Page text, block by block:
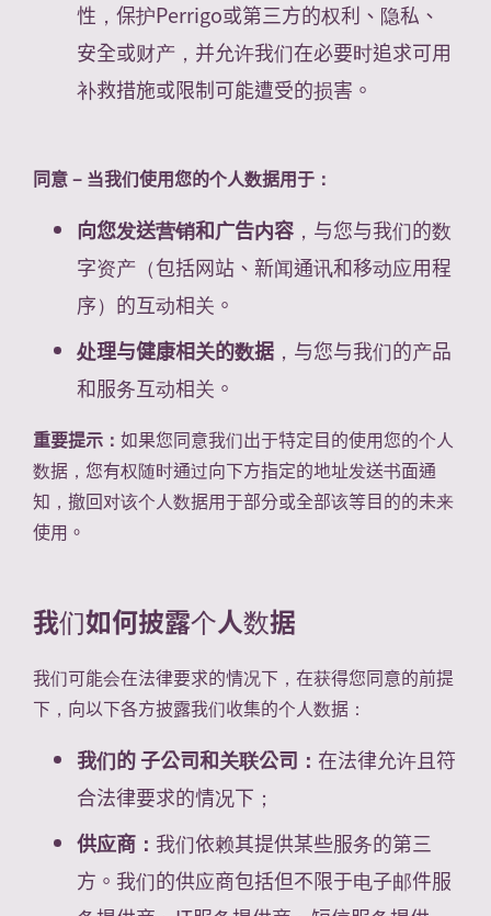
性，保护Perrigo或第三方的权利、隐私、
安全或财产，并允许我们在必要时追求可用
补救措施或限制可能遭受的损害。
同意 – 当我们使用您的个人数据用于：
向您发送营销和广告内容 ，与您与我们的数
字资产（包括网站、新闻通讯和移动应用程
序）的互动相关。
处理与健康相关的数据 ，与您与我们的产品
和服务互动相关。
重要提示： 如果您同意我们出于特定目的使用您的个人
数据，您有权随时通过向下方指定的地址发送书面通
知，撤回对该个人数据用于部分或全部该等目的的未来
使用。
我们如何披露个人数据
我们可能会在法律要求的情况下，在获得您同意的前提
下，向以下各方披露我们收集的个人数据：
我们的子公司和关联公司： 在法律允许且符
合法律要求的情况下；
供应商： 我们依赖其提供某些服务的第三
方。我们的供应商包括但不限于电子邮件服